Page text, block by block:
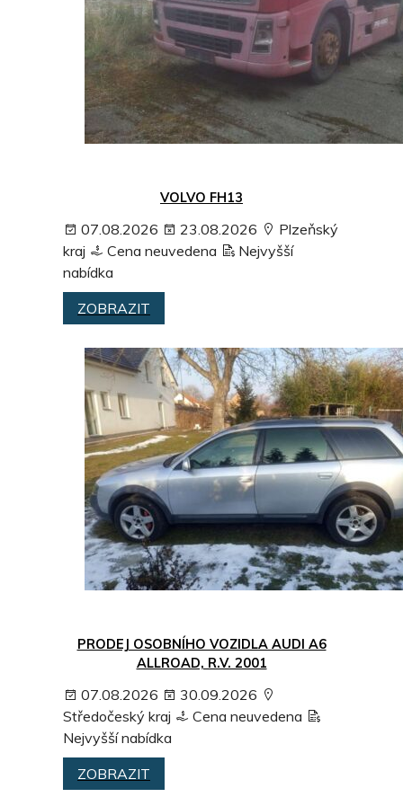
VOLVO FH13
07.08.2026 23.08.2026
Plzeňský
kraj
Cena neuvedena
Nejvyšší
nabídka
ZOBRAZIT
PRODEJ OSOBNÍHO VOZIDLA AUDI A6
ALLROAD, R.V. 2001
07.08.2026
30.09.2026
Středočeský kraj
Cena neuvedena
Nejvyšší nabídka
ZOBRAZIT